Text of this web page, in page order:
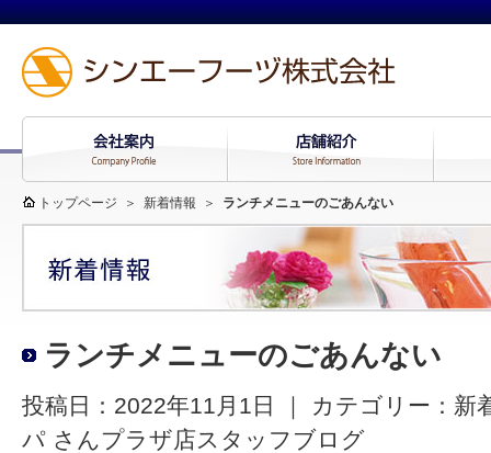
トップページ ＞ 新着情報 ＞ ランチメニューのごあんない
ランチメニューのごあんない
投稿日：2022年11月1日 ｜ カテゴリー： 新
パ さんプラザ店スタッフブログ